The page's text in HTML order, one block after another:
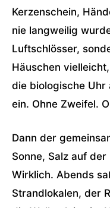
Kerzenschein,
nie langweilig
Luftschlösser,
Häuschen
die biologische
ein. Ohne Zweifel.
Dann der
Sonne, Salz auf
Wirklich. Abends
Strandlokalen, der